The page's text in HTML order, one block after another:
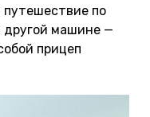
путешествие по
другой машине —
прицеп